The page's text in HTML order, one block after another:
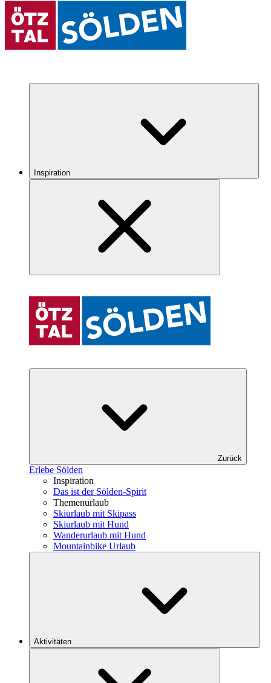
Inspiration
Zurück
Erlebe Sölden
Inspiration
Das ist der Sölden-Spirit
Themenurlaub
Skiurlaub mit Skipass
Skiurlaub mit Hund
Wanderurlaub mit Hund
Mountainbike Urlaub
Aktivitäten